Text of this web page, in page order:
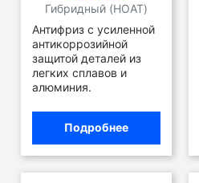
Гибридный (HOAT)
Антифриз с усиленной
антикоррозийной
защитой деталей из
легких сплавов и
алюминия.
Подробнее